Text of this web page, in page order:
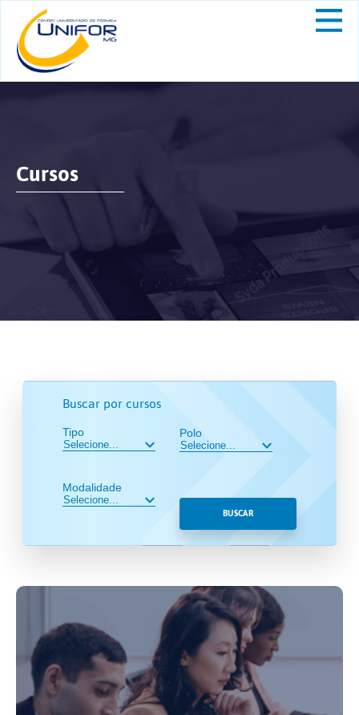
Cursos
Buscar por cursos
Tipo
Modalidade
Polo
BUSCAR